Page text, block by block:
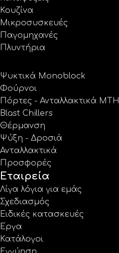
Κουζίνα
Μικροσυσκευές
Παγομηχανές
Πλυντήρια
Ψυκτικά Monoblock
Φούρνοι
Πόρτες - Ανταλλακτικά MTH
Blast Chillers
Θέρμανση
Ψύξη - Δροσιά
Ανταλλακτικά
Προσφορές
Εταιρεία
Λίγα λόγια για εμάς
Σχεδιασμός
Ειδικές κατασκευές
Έργα
Κατάλογοι